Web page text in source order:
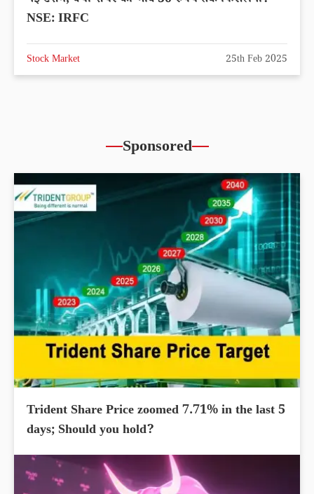
NSE: IRFC
Stock Market 25th Feb 2025
Sponsored
Trident Share Price zoomed 7.71% in the last 5
days; Should you hold?